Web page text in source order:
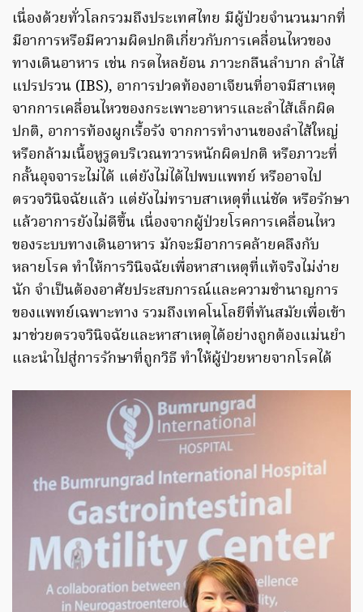
เนื่องด้วยทั่วโลกรวมถึงประเทศไทย มีผู้ป่วยจำนวนมากที่
มีอาการหรือมีความผิดปกติเกี่ยวกับการเคลื่อนไหวของ
ทางเดินอาหาร เช่น กรดไหลย้อน ภาวะกลืนลำบาก ลำไส้
แปรปรวน (IBS), อาการปวดท้องอาเจียนที่อาจมีสาเหตุ
จากการเคลื่อนไหวของกระเพาะอาหารและลำไส้เล็กผิด
ปกติ, อาการท้องผูกเรื้อรัง จากการทำงานของลำไส้ใหญ่
หรือกล้ามเนื้อหูรูดบริเวณทวารหนักผิดปกติ หรือภาวะที่
กลั้นอุจจาระไม่ได้ แต่ยังไม่ได้ไปพบแพทย์ หรืออาจไป
ตรวจวินิจฉัยแล้ว แต่ยังไม่ทราบสาเหตุที่แน่ชัด หรือรักษา
แล้วอาการยังไม่ดีขึ้น เนื่องจากผู้ป่วยโรคการเคลื่อนไหว
ของระบบทางเดินอาหาร มักจะมีอาการคล้ายคลึงกับ
หลายโรค ทำให้การวินิจฉัยเพื่อหาสาเหตุที่แท้จริงไม่ง่าย
นัก จำเป็นต้องอาศัยประสบการณ์และความชำนาญการ
ของแพทย์เฉพาะทาง รวมถึงเทคโนโลยีที่ทันสมัยเพื่อเข้า
มาช่วยตรวจวินิจฉัยและหาสาเหตุได้อย่างถูกต้องแม่นยำ
และนำไปสู่การรักษาที่ถูกวิธี ทำให้ผู้ป่วยหายจากโรคได้